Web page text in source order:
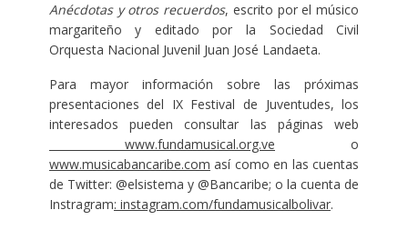
Anécdotas y otros recuerdos, escrito por el músico
margariteño y editado por la Sociedad Civil
Orquesta Nacional Juvenil Juan José Landaeta.
Para mayor información sobre las próximas
presentaciones del IX Festival de Juventudes, los
interesados pueden consultar las páginas web
www.fundamusical.org.ve o
www.musicabancaribe.com así como en las cuentas
de Twitter: @elsistema y @Bancaribe; o la cuenta de
Instragram: instagram.com/fundamusicalbolivar.